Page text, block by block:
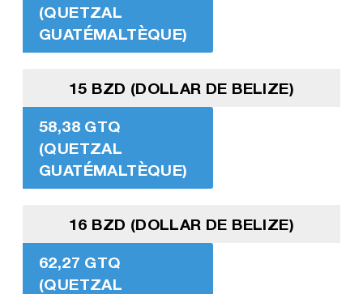
(QUETZAL
GUATÉMALTÈQUE)
15 BZD (DOLLAR DE BELIZE)
58,38 GTQ
(QUETZAL
GUATÉMALTÈQUE)
16 BZD (DOLLAR DE BELIZE)
62,27 GTQ
(QUETZAL